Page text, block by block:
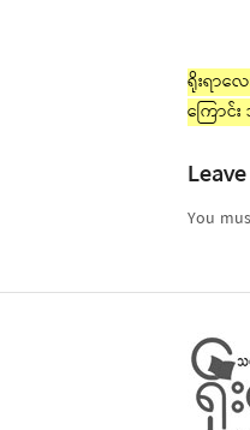
ရိုးရာလ
ကြောင်
You